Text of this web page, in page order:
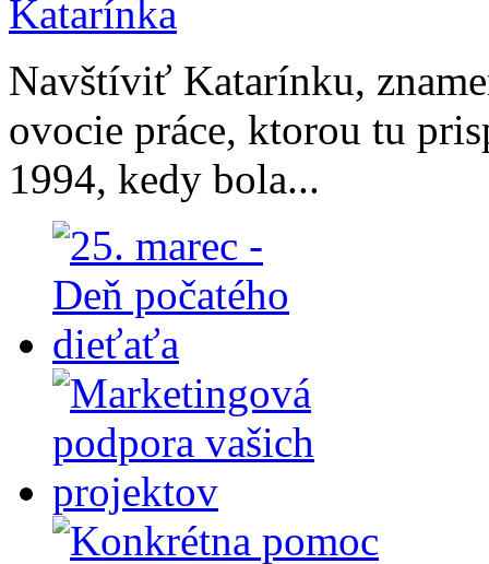
Navštíviť Katarínku,
ovocie práce, ktorou tu
1994, kedy bola...